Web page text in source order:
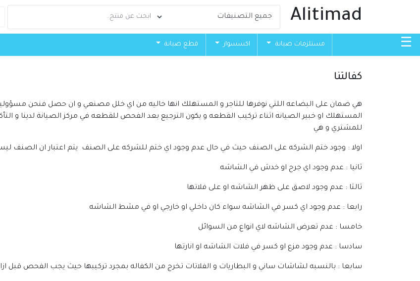
Alitimad
☰ مستلزمات صيانة اكسسوار قطع صيانة
كفالتنا
هي ضمان على البضاعه اللتي نوفرها للتاجر و المستهلك انها خاليه من اي خلل مصنعي و ان حصل فنحن
المستهلك او خبير الصيانه اثناء تركيب القطعه و يكون الترجيع بعد الفحص للقطعه في مركز الصيانة لدينا و
للمشتري و هي
اولا : وجود ختم الشركه على الصنف حيث في حال عدم وجود اي ختم للشركه على الصنف يتم اعتبار ان الصنف
ثانيا : عدم وجود اي جرح او خدش في الشاشه
ثالثا : عدم وجود لاصق على ظهر الشاشه او على فلاتها
رابعا : عدم وجود اي كسر في الشاشه سواء كان داخلي او خارجي او في مشط الشاشه
خامسا : عدم تعرض الشاشه لاي انواع من السوائل
سادسا : عدم وجود مزع او كسر في فلات الشاشه او انارتها
سابعا : بالنسبه لشاشات ساني و البطاريات و الفلاتات تخرج من الكفاله بمجرد تركيبها حيث يجب الفحص قبل